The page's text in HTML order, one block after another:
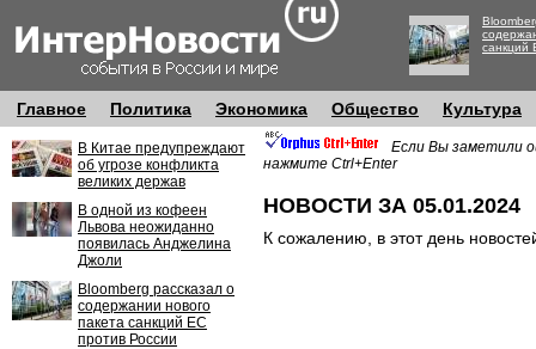
санкций
Главное Политика Экономика Общество Культура
В Китае предупреждают
об угрозе конфликта
великих держав
В одной из кофеен
Львова неожиданно
появилась Анджелина
Джоли
Bloomberg рассказал о
содержании нового
пакета санкций ЕС
против России
Если Вы заметили
нажмите Ctrl+Enter
НОВОСТИ ЗА 05.01.2024
К сожалению, в этот день